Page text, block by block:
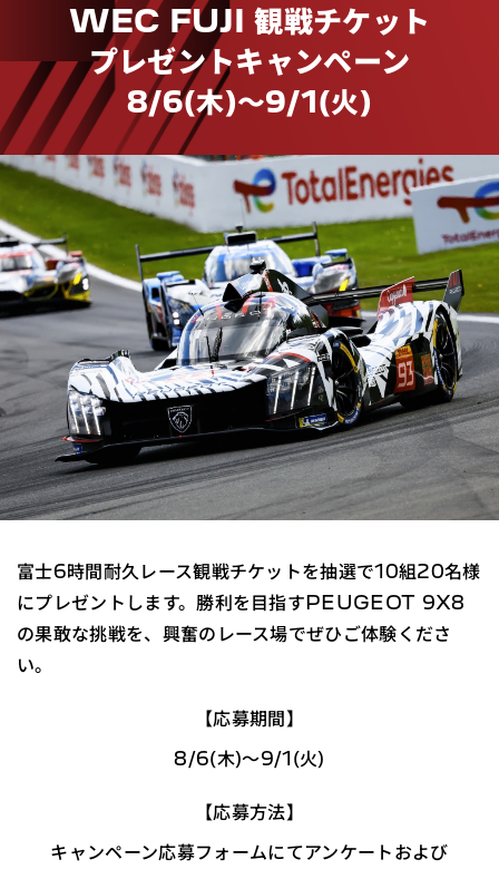
WEC FUJI 観戦チケット
プレゼントキャンペーン
8/6(木)〜9/1(火)
富士6時間耐久レース観戦チケットを抽選で10組20名様
にプレゼントします。 勝利を目指すPEUGEOT 9X8
の果敢な挑戦を、興奮のレース場でぜひご体験くださ
い。
【応募期間】
8/6(木)～9/1(火)
【応募方法】
キャンペーン応募フォームにてアンケートおよび